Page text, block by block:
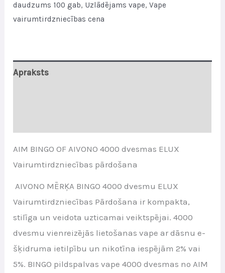
quantity
daudzums 100 gab, Uzlādējams vape,Vape
vairumtirdzniecības cena
Apraksts
AIM BINGO OF AIVONO 4000 dvesmas ELUX
Vairumtirdzniecības pārdošana
AIVONO MĒRĶA BINGO 4000 dvesmu ELUX
Vairumtirdzniecības Pārdošana ir kompakta,
stilīga un veidota uzticamai veiktspējai. 4000
dvesmu vienreizējās lietošanas vape ar dāsnu e-
šķidruma ietilpību un nikotīna iespējām 2% vai
5%. BINGO pildspalvas vape 4000 dvesmas no AIM